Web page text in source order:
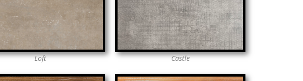
Loft Castle